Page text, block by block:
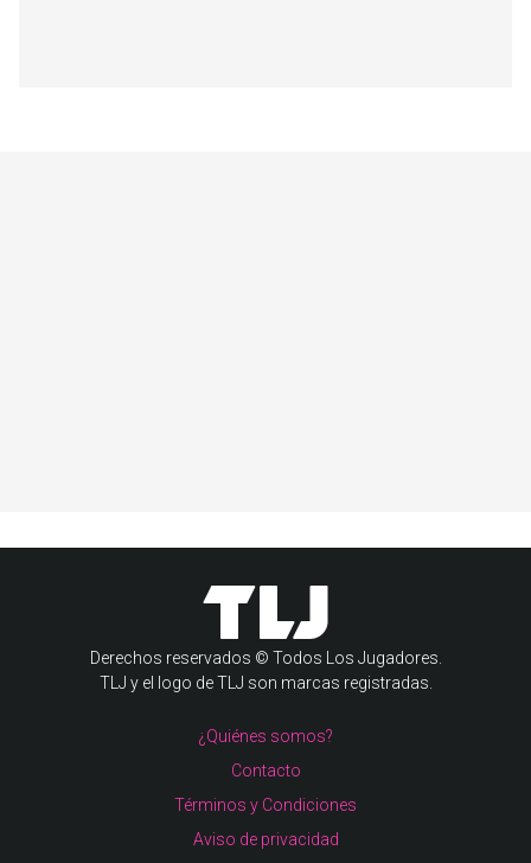
Derechos reservados © Todos Los Jugadores.
TLJ y el logo de TLJ son marcas registradas.
¿Quiénes somos?
Contacto
Términos y Condiciones
Aviso de privacidad